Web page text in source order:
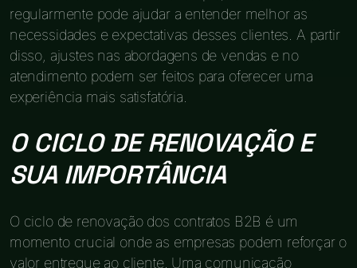
regularmente pode ajudar a entender melhor as
necessidades e expectativas desses clientes. A partir
disso, ajustes nas abordagens de vendas e no
atendimento podem ser feitos para oferecer uma
experiência mais satisfatória.
O CICLO DE RENOVAÇÃO E
SUA IMPORTÂNCIA
O ciclo de renovação dos contratos B2B é um
momento crucial onde as empresas podem reforçar o
valor entregue ao cliente. Uma comunicação